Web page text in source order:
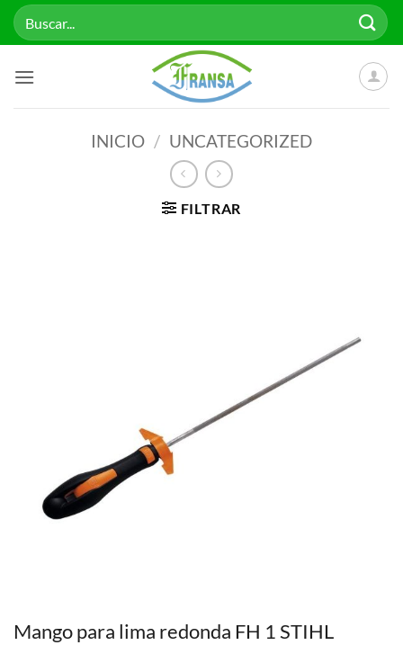
Saltar
Buscar
por:
INICIO / UNCATEGORIZED
FILTRAR
Mango para lima redonda FH 1 STIHL